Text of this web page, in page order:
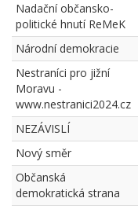
Nadační občansko-
politické hnutí ReMeK
Národní demokracie
Nestraníci pro jižní
Moravu -
www.nestranici2024.cz
NEZÁVISLÍ
Nový směr
Občanská
demokratická strana